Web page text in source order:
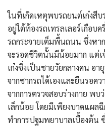
ในที่เกิดเหตุพบรถยนต์เก๋งสี
อยู่ใต้ท้องรถเทรลเลอร์เกือบ
รถกระจายเต็มพื้นถนน ซึ่งหา
จะรอดชีวิตนั้นมีน้อยมาก แต่
เก๋งซึ่งเป็นชายวัยกลางคน อ
จากซากรถได้เองและยืนรอค
จากการตรวจสอบร่างกาย พบ
เล็กน้อย โดยมีเพียงบาดแผล
ทำการปฐมพยาบาลเบื้องต้น